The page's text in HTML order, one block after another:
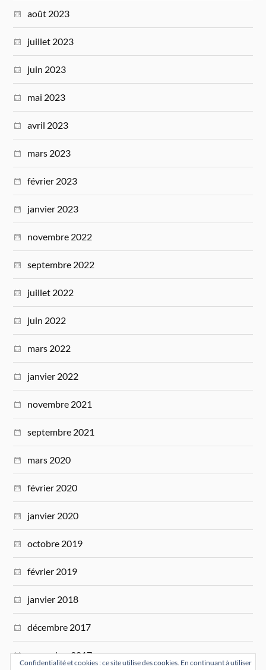
août 2023
juillet 2023
juin 2023
mai 2023
avril 2023
mars 2023
février 2023
janvier 2023
novembre 2022
septembre 2022
juillet 2022
juin 2022
mars 2022
janvier 2022
novembre 2021
septembre 2021
mars 2020
février 2020
janvier 2020
octobre 2019
février 2019
janvier 2018
décembre 2017
novembre 2017
Confidentialité et cookies : ce site utilise des cookies. En continuant à utiliser